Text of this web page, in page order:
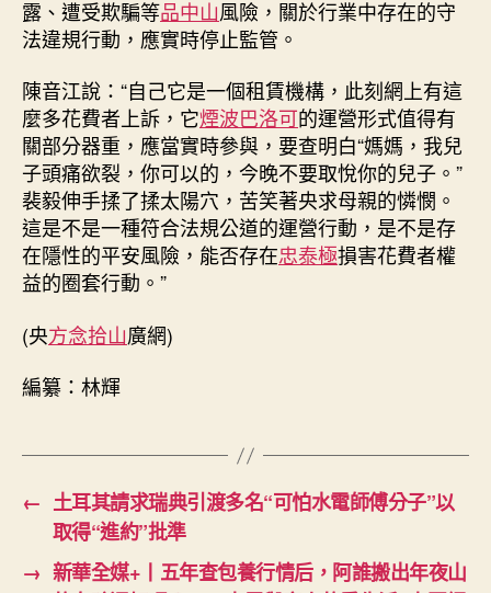
露、遭受欺騙等品中山風險，關於行業中存在的守
法違規行動，應實時停止監管。
陳音江說：“自己它是一個租賃機構，此刻網上有這
麼多花費者上訴，它煙波巴洛可的運營形式值得有
關部分器重，應當實時參與，要查明白“媽媽，我兒
子頭痛欲裂，你可以的，今晚不要取悅你的兒子。”
裴毅伸手揉了揉太陽穴，苦笑著央求母親的憐憫。
這是不是一種符合法規公道的運營行動，是不是存
在隱性的平安風險，能否存在忠泰極損害花費者權
益的圈套行動。”
(央方念拾山廣網)
編纂：林輝
← 土耳其請求瑞典引渡多名“可怕水電師傅分子”以
取得“進約”批準
→ 新華全媒+丨五年查包養行情后，阿誰搬出年夜山